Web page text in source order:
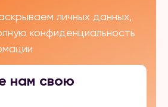
личных данных,
конфиденциальность
нам свою